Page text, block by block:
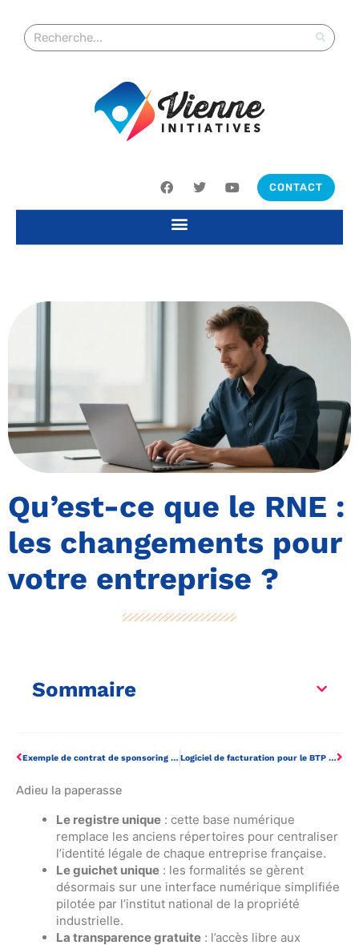
CONTACT
Qu’est-ce que le RNE :
les changements pour
votre entreprise ?
Sommaire
Exemple de contrat de sponsoring : le modèle pour sécuriser vos partenariats Logiciel de facturation pour le BTP : les fonctionnalités indispensables pour votre entreprise
Adieu la paperasse
Le registre unique : cette base numérique
remplace les anciens répertoires pour centraliser
l’identité légale de chaque entreprise française.
Le guichet unique : les formalités se gèrent
désormais sur une interface numérique simplifiée
pilotée par l’institut national de la propriété
industrielle.
La transparence gratuite : l’accès libre aux